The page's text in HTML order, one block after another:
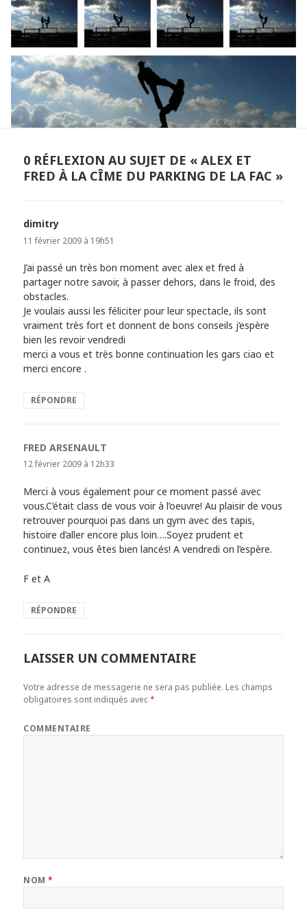
0 RÉFLEXION AU SUJET DE « ALEX ET
FRED À LA CÎME DU PARKING DE LA FAC »
dimitry
11 février 2009 à 19h51
J’ai passé un très bon moment avec alex et fred à
partager notre savoir, à passer dehors, dans le froid, des
obstacles.
Je voulais aussi les féliciter pour leur spectacle, ils sont
vraiment très fort et donnent de bons conseils j’espère
bien les revoir vendredi
merci a vous et très bonne continuation les gars ciao et
merci encore .
RÉPONDRE
FRED ARSENAULT
12 février 2009 à 12h33
Merci à vous également pour ce moment passé avec
vous.C’était class de vous voir à l’oeuvre! Au plaisir de vous
retrouver pourquoi pas dans un gym avec des tapis,
histoire d’aller encore plus loin….Soyez prudent et
continuez, vous êtes bien lancés! A vendredi on l’espère.
F et A
RÉPONDRE
LAISSER UN COMMENTAIRE
Votre adresse de messagerie ne sera pas publiée. Les champs
obligatoires sont indiqués avec*
COMMENTAIRE
NOM*